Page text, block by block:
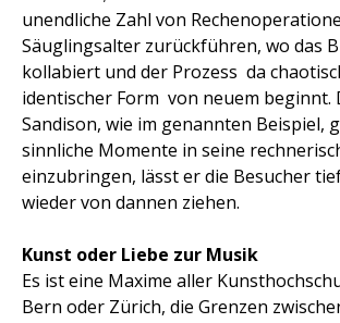
unendliche Zahl von
Säuglingsalter zurückführen, wo das
kollabiert und der Prozess  da
identischer Form  von neuem beginnt.
Sandison, wie im genannten Beispiel,
sinnliche Momente in seine
einzubringen, lässt er die Besucher
wieder von dannen ziehen.
Kunst oder Liebe zur Musik
Es ist eine Maxime aller
Bern oder Zürich, die Grenzen